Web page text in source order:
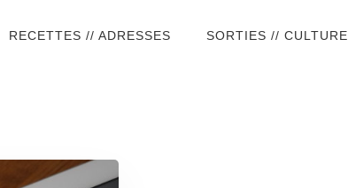
RECETTES // ADRESSES SORTIES // CULTURE